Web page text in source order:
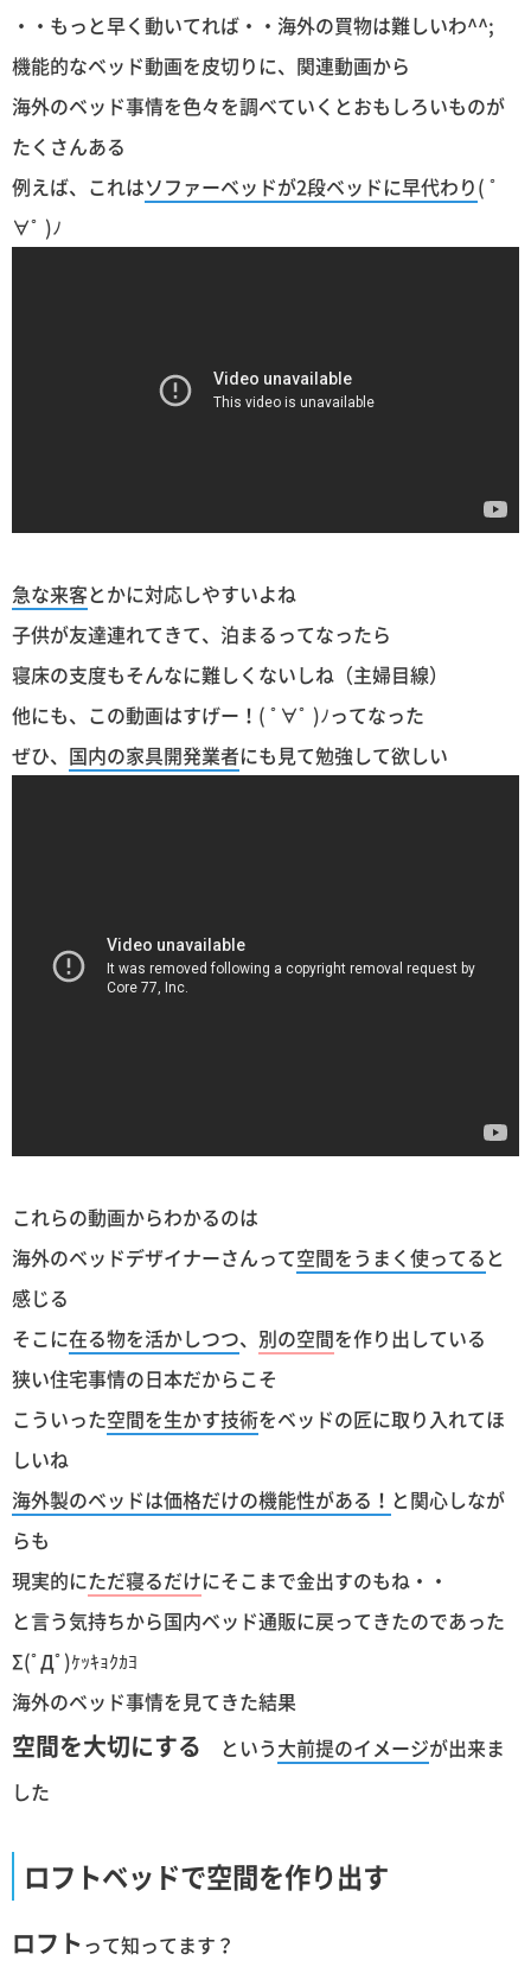
・・もっと早く動いてれば・・海外の買物は難しいわ^^;
機能的なベッド動画を皮切りに、関連動画から
海外のベッド事情を色々を調べていくとおもしろいものが
たくさんある
例えば、これはソファーベッドが2段ベッドに早代わり( ﾟ
∀ﾟ )ﾉ
急な来客とかに対応しやすいよね
子供が友達連れてきて、泊まるってなったら
寝床の支度もそんなに難しくないしね（主婦目線）
他にも、この動画はすげー！( ﾟ∀ﾟ )ﾉってなった
ぜひ、 国内の家具開発業者にも見て勉強して欲しい
これらの動画からわかるのは
海外のベッドデザイナーさんって空間をうまく使ってると
感じる
そこに在る物を活かしつつ、 別の空間を作り出している
狭い住宅事情の日本だからこそ
こういった空間を生かす技術をベッドの匠に取り入れてほ
しいね
海外製のベッドは価格だけの機能性がある！ と関心しなが
らも
現実的にただ寝るだけにそこまで金出すのもね・・
と言う気持ちから国内ベッド通販に戻ってきたのであった
Σ(ﾟДﾟ)ｹｯｷｮｸｶﾖ
海外のベッド事情を見てきた結果
空間を大切にする という大前提のイメージが出来ま
した
ロフトベッドで空間を作り出す
ロフトって知ってます？